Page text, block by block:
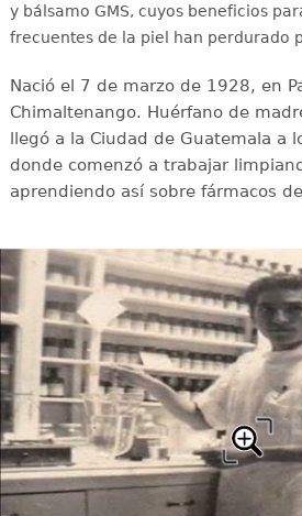
y bálsamo GMS, cuyos beneficios
frecuentes de la piel han perdurado
Nació el 7 de marzo de 1928, en
Chimaltenango. Huérfano de
llegó a la Ciudad de Guatemala a
donde comenzó a trabajar
aprendiendo así sobre fármacos